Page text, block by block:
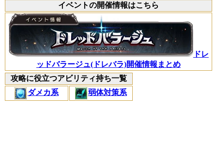
イベントの開催情報はこちら
ドレ
ッドバラージュ(ドレバラ)開催情報まとめ
攻略に役立つアビリティ持ち一覧
ダメカ系
弱体対策系